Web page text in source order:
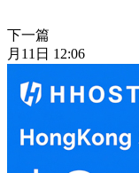
下一篇
月11日 12:06